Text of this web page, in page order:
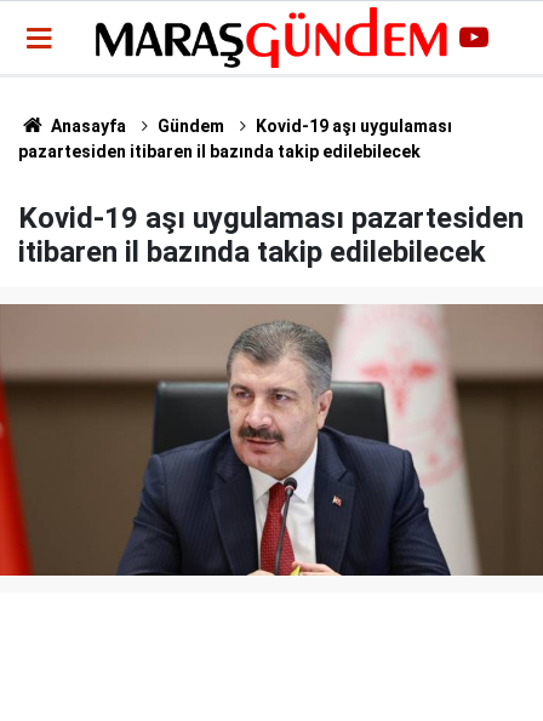
Anasayfa Gündem
Kovid-19 aşı uygulaması
pazartesiden itibaren il bazında takip edilebilecek
Kovid-19 aşı uygulaması pazartesiden
itibaren il bazında takip edilebilecek